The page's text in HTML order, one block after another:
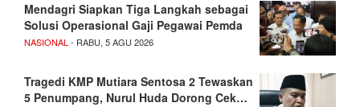
Mendagri Siapkan Tiga Langkah sebagai
Solusi Operasional Gaji Pegawai Pemda
NASIONAL - RABU, 5 AGU 2026
Tragedi KMP Mutiara Sentosa 2 Tewaskan
5 Penumpang, Nurul Huda Dorong Cek…